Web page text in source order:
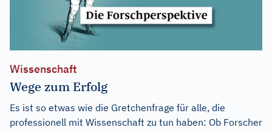
Wissenschaft
Wege zum Erfolg
Es ist so etwas wie die Gretchenfrage für alle, die
professionell mit Wissenschaft zu tun haben: Ob Forscher